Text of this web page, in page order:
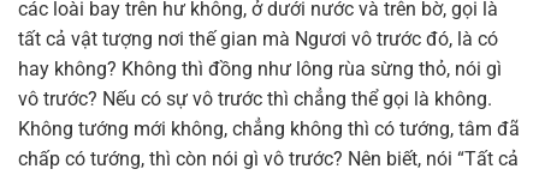
các loài bay trên hư không, ở dưới nước và trên bờ, gọi là
tất cả vật tượng nơi thế gian mà Ngươi vô trước đó, là có
hay không? Không thì đồng như lông rùa sừng thỏ, nói gì
vô trước? Nếu có sự vô trước thì chẳng thể gọi là không.
Không tướng mới không, chẳng không thì có tướng, tâm đã
chấp có tướng, thì còn nói gì vô trước? Nên biết, nói “Tất cả